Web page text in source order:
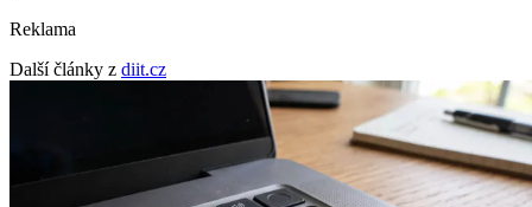
Reklama
Další články z diit.cz